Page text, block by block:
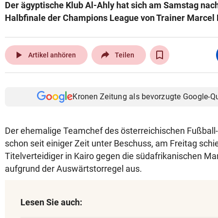
Der ägyptische Klub Al-Ahly hat sich am Samstag
Halbfinale der Champions League von Trainer
play_arrow Artikel anhören Teilen
Kronen Zeitung als bevorzugte Google-
Der ehemalige Teamchef des österreichischen
schon seit einiger Zeit unter Beschuss, am Freitag
Titelverteidiger in Kairo gegen die südafrikanischen
aufgrund der Auswärtstorregel aus.
Lesen Sie auch: